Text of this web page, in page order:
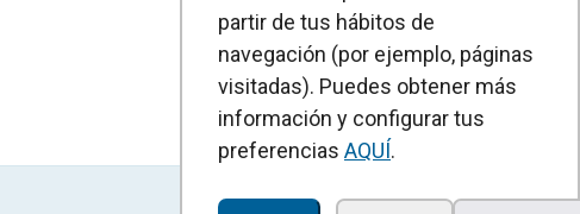
partir de tus hábitos de
navegación (por ejemplo, páginas
visitadas). Puedes obtener más
información y configurar tus
preferencias AQUÍ.